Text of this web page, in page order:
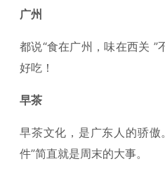
广州
都说“食在广州，味在西关 ”
好吃！
早茶
早茶文化，是广东人的骄
件”简直就是周末的大事。